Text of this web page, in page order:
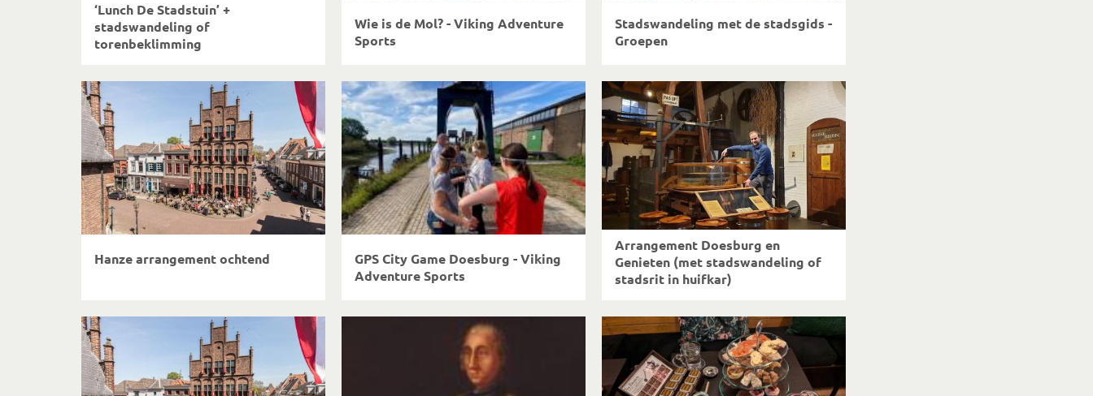
‘Lunch De Stadstuin’ +
stadswandeling of
torenbeklimming
Wie is de Mol? - Viking Adventure
Sports
Stadswandeling met de stadsgids -
Groepen
Hanze arrangement ochtend
GPS City Game Doesburg - Viking
Adventure Sports
Arrangement Doesburg en
Genieten (met stadswandeling of
stadsrit in huifkar)